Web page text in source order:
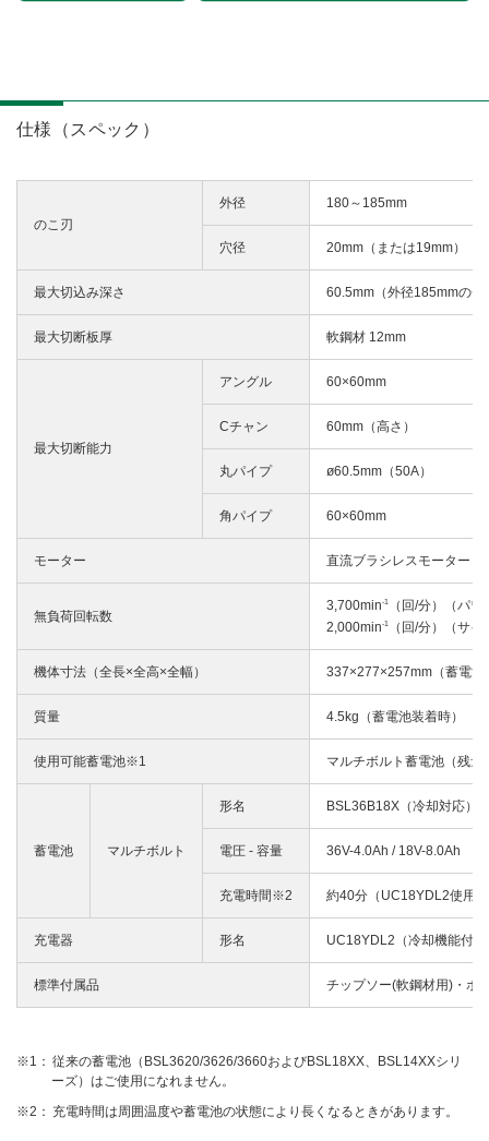
仕様（スペック）
のこ刃
外径 180～185mm
穴径 20mm（または19mm）
最大切込み深さ 60.5mm（外径185mmの
最大切断板厚 軟鋼材 12mm
最大切断能力
アングル 60×60mm
Cチャン 60mm（高さ）
丸パイプ ø60.5mm（50A）
角パイプ 60×60mm
モーター 直流ブラシレスモーター
無負荷回転数
3,700min-1
（回/分）（パ
2,000min-1 （回/分）（サ
機体寸法（全長×全高×全幅） 337×277×257mm（蓄電池
質量 4.5kg（蓄電池装着時）
使用可能蓄電池※1 マルチボルト蓄電池（残量
蓄電池 マルチボルト
形名 BSL36B18X（冷却対応）
電圧 - 容量 36V-4.0Ah / 18V-8.0Ah
充電時間※2 約40分（UC18YDL2使用
充電器 形名 UC18YDL2（冷却機能付）
標準付属品 チップソー(軟鋼材用)・ボ
従来の蓄電池（BSL3620/3626/3660およびBSL18XX、BSL14XXシリ
ーズ）はご使用になれません。
充電時間は周囲温度や蓄電池の状態により長くなるときがあります。